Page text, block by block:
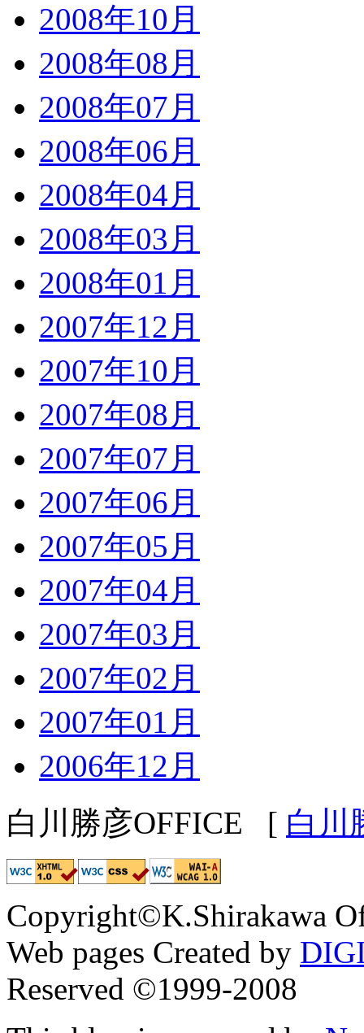
2008年10月
2008年08月
2008年07月
2008年06月
2008年04月
2008年03月
2008年01月
2007年12月
2007年10月
2007年08月
2007年07月
2007年06月
2007年05月
2007年04月
2007年03月
2007年02月
2007年01月
2006年12月
白川勝彦OFFICE [ 白川
Copyright©K.Shirakawa
Web pages Created by
Reserved ©1999-2008